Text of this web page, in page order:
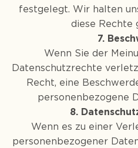
festgelegt. Wir halten
diese Rechte
7.
Wenn Sie der
Datenschutzrechte
Recht, eine
personenbezogene
8.
Wenn es zu einer
personenbezogener